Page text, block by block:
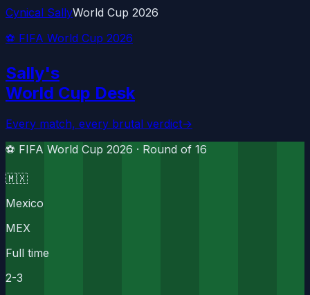
Cynical SallyWorld Cup 2026
⚽ FIFA World Cup 2026
Sally's
World Cup Desk
Every match, every brutal verdict→
⚽ FIFA World Cup 2026 · Round of 16
🇲🇽
Mexico
MEX
Full time
2-3